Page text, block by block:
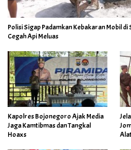
Polisi Sigap Padamkan Kebakaran Mobil
Cegah Api Meluas
Kapolres Bojonegoro Ajak Media
Jaga Kamtibmas dan Tangkal
Hoaxs